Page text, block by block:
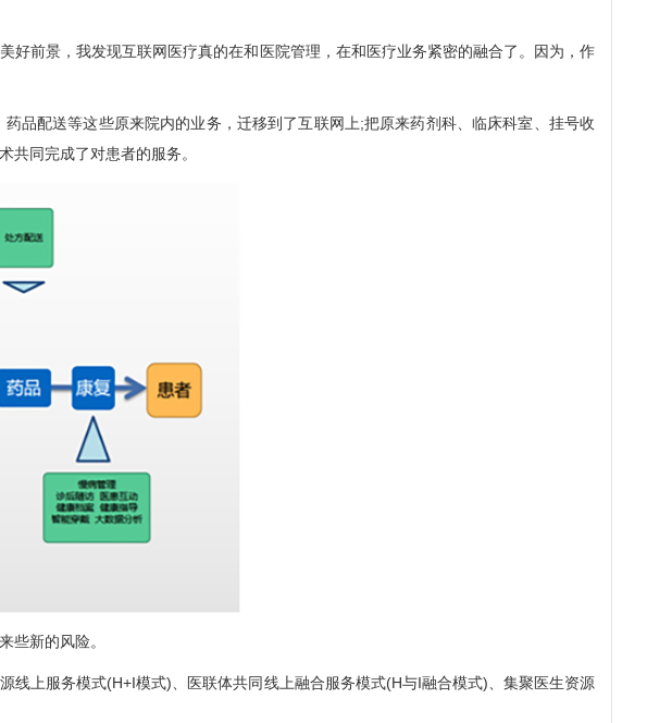
前景，我发现互联网医疗真的在和医院管理，在和医疗业务紧密的融合了。因为，作
配送等这些原来院内的业务，迁移到了互联网上;把原来药剂科、临床科室、挂号收
共同完成了对患者的服务。
新的风险。
上服务模式(H+I模式)、医联体共同线上融合服务模式(H与I融合模式)、集聚医生资源